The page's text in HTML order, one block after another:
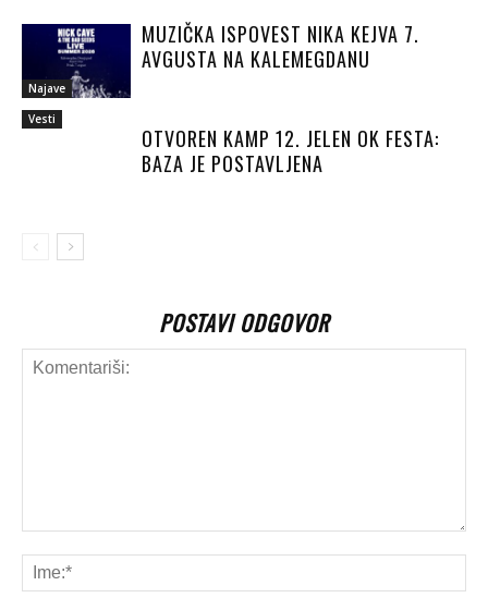
Najave
MUZIČKA ISPOVEST NIKA KEJVA 7.
AVGUSTA NA KALEMEGDANU
Vesti
OTVOREN KAMP 12. JELEN OK FESTA:
BAZA JE POSTAVLJENA
POSTAVI ODGOVOR